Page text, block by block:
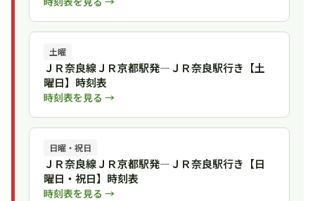
土曜
ＪＲ奈良線ＪＲ京都駅発―ＪＲ奈良駅行き【土
曜日】時刻表
時刻表を見る →
日曜・祝日
ＪＲ奈良線ＪＲ京都駅発―ＪＲ奈良駅行き【日
曜日・祝日】時刻表
時刻表を見る →